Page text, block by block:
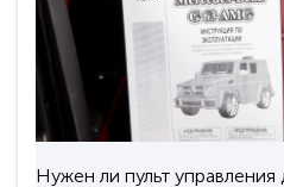
Нужен ли пульт управления